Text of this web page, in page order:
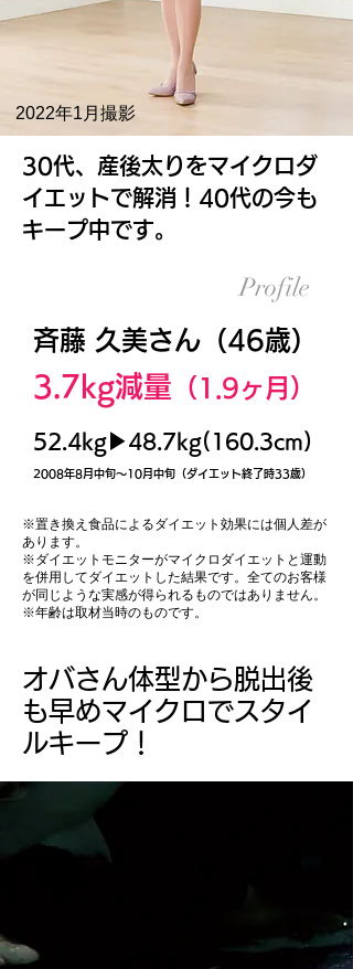
2022年1月撮影
30代、産後太りをマイクロダ
イエットで解消！40代の今も
キープ中です。
Profile
斉藤 久美さん（46歳）
3.7kg減量 （1.9ヶ月）
52.4kg▶48.7kg(160.3cm)
2008年8月中旬～10月中旬（ダイエット終了時33歳）
※置き換え食品によるダイエット効果には個人差が
あります。
※ダイエットモニターがマイクロダイエットと運動
を併用してダイエットした結果です。全てのお客様
が同じような実感が得られるものではありません。
※年齢は取材当時のものです。
オバさん体型から脱出後
も早めマイクロでスタイ
ルキープ！